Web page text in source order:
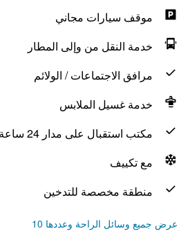
موقف سيارات مجاني
خدمة النقل من وإلى المطار
مرافق الاجتماعات / الولائم
خدمة غسيل الملابس
مكتب استقبال على مدار 24 ساعة
مع تكييف
منطقة مخصصة للتدخين
عرض جميع وسائل الراحة وعددها 10